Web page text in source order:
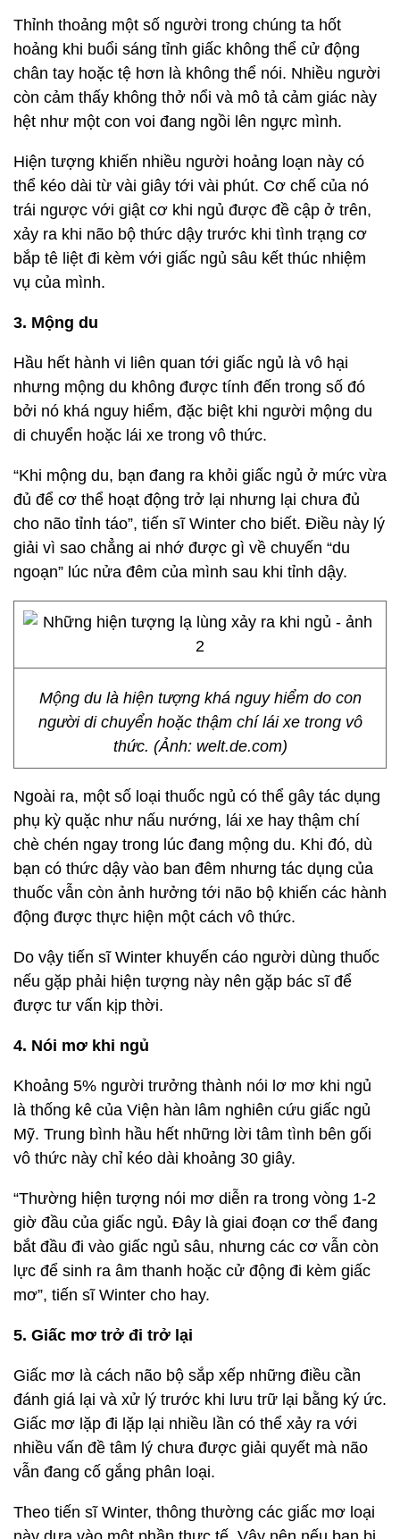
Thỉnh thoảng một số người trong chúng ta hốt
hoảng khi buổi sáng tỉnh giấc không thể cử động
chân tay hoặc tệ hơn là không thể nói. Nhiều người
còn cảm thấy không thở nổi và mô tả cảm giác này
hệt như một con voi đang ngồi lên ngực mình.
Hiện tượng khiến nhiều người hoảng loạn này có
thể kéo dài từ vài giây tới vài phút. Cơ chế của nó
trái ngược với giật cơ khi ngủ được đề cập ở trên,
xảy ra khi não bộ thức dậy trước khi tình trạng cơ
bắp tê liệt đi kèm với giấc ngủ sâu kết thúc nhiệm
vụ của mình.
3. Mộng du
Hầu hết hành vi liên quan tới giấc ngủ là vô hại
nhưng mộng du không được tính đến trong số đó
bởi nó khá nguy hiểm, đặc biệt khi người mộng du
di chuyển hoặc lái xe trong vô thức.
“Khi mộng du, bạn đang ra khỏi giấc ngủ ở mức vừa
đủ để cơ thể hoạt động trở lại nhưng lại chưa đủ
cho não tỉnh táo”, tiến sĩ Winter cho biết. Điều này lý
giải vì sao chẳng ai nhớ được gì về chuyến “du
ngoạn” lúc nửa đêm của mình sau khi tỉnh dậy.
Mộng du là hiện tượng khá nguy hiểm do con
người di chuyển hoặc thậm chí lái xe trong vô
thức. (Ảnh: welt.de.com)
Ngoài ra, một số loại thuốc ngủ có thể gây tác dụng
phụ kỳ quặc như nấu nướng, lái xe hay thậm chí
chè chén ngay trong lúc đang mộng du. Khi đó, dù
bạn có thức dậy vào ban đêm nhưng tác dụng của
thuốc vẫn còn ảnh hưởng tới não bộ khiến các hành
động được thực hiện một cách vô thức.
Do vậy tiến sĩ Winter khuyến cáo người dùng thuốc
nếu gặp phải hiện tượng này nên gặp bác sĩ để
được tư vấn kịp thời.
4. Nói mơ khi ngủ
Khoảng 5% người trưởng thành nói lơ mơ khi ngủ
là thống kê của Viện hàn lâm nghiên cứu giấc ngủ
Mỹ. Trung bình hầu hết những lời tâm tình bên gối
vô thức này chỉ kéo dài khoảng 30 giây.
“Thường hiện tượng nói mơ diễn ra trong vòng 1-2
giờ đầu của giấc ngủ. Đây là giai đoạn cơ thể đang
bắt đầu đi vào giấc ngủ sâu, nhưng các cơ vẫn còn
lực để sinh ra âm thanh hoặc cử động đi kèm giấc
mơ”, tiến sĩ Winter cho hay.
5. Giấc mơ trở đi trở lại
Giấc mơ là cách não bộ sắp xếp những điều cần
đánh giá lại và xử lý trước khi lưu trữ lại bằng ký ức.
Giấc mơ lặp đi lặp lại nhiều lần có thể xảy ra với
nhiều vấn đề tâm lý chưa được giải quyết mà não
vẫn đang cố gắng phân loại.
Theo tiến sĩ Winter, thông thường các giấc mơ loại